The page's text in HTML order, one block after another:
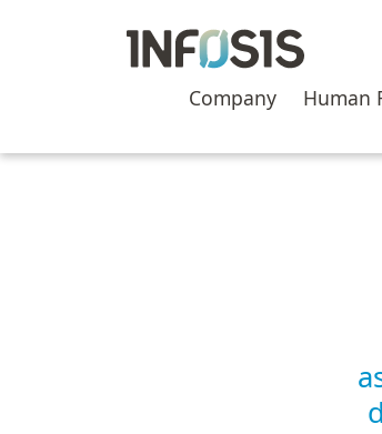
Company Human